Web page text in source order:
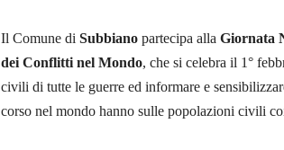
Il Comune di Subbiano partecipa alla Giornata
dei Conflitti nel Mondo, che si celebra il 1°
civili di tutte le guerre ed informare e
corso nel mondo hanno sulle popolazioni civili